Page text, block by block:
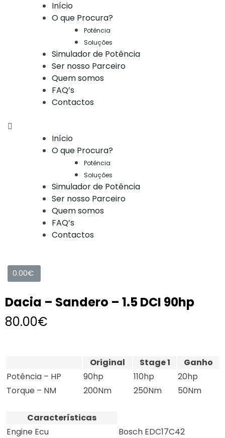
Início
O que Procura?
Potência
Soluções
Simulador de Potência
Ser nosso Parceiro
Quem somos
FAQ’s
Contactos
Início
O que Procura?
Potência
Soluções
Simulador de Potência
Ser nosso Parceiro
Quem somos
FAQ’s
Contactos
0.00€
Dacia – Sandero – 1.5 DCI 90hp
80.00€
Original Stage 1
Ganho
Potência – HP
90hp 110hp
20hp
Torque – NM
200Nm 250Nm 50Nm
Características
Engine Ecu
Bosch EDC17C42